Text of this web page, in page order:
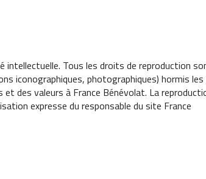
intellectuelle. Tous les droits de reproduction
iconographiques, photographiques) hormis
des valeurs à France Bénévolat. La
expresse du responsable du site France